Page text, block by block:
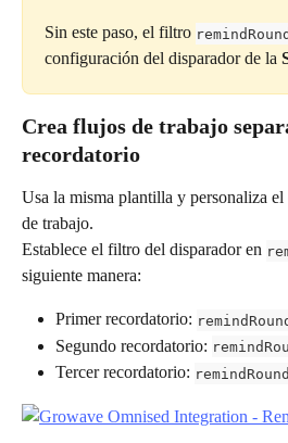
Sin este paso, el filtro remindRound
configuración del disparador de la
Crea flujos de trabajo
recordatorio
Usa la misma plantilla y personaliza
de trabajo.
Establece el filtro del disparador en
siguiente manera:
Primer recordatorio:
Segundo recordatorio:
Tercer recordatorio: remindRound